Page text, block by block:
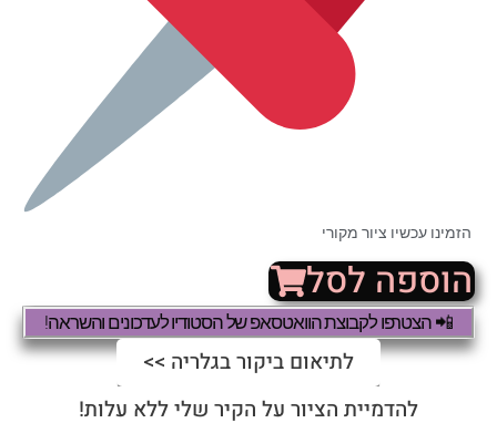
הזמינו עכשיו ציור מקורי
הוספה לסל
📲 הצטרפו לקבוצת הוואטסאפ של הסטודיו לעדכונים והשראה!
לתיאום ביקור בגלריה >>
להדמיית הציור על הקיר שלי ללא עלות!